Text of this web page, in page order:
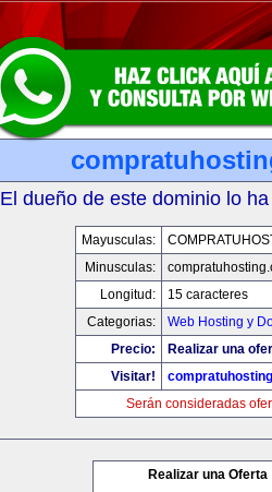
El dueño de este dominio lo
Mayusculas:
Minusculas:
Longitud:
15 caracteres
Categorias:
Web Hosting y
Precio:
Realizar una
Visitar!
Serán consideradas
Realizar una Oferta